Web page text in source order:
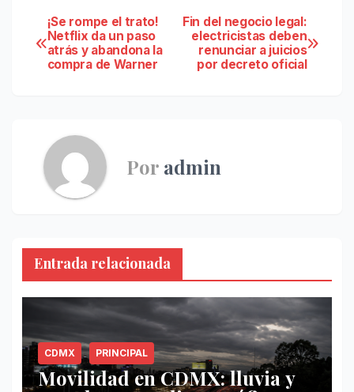
Navegación
de
Fin del negocio legal:
electricistas deben
renunciar a juicios
por decreto oficial
¡Se rompe el trato!
Netflix da un paso
atrás y abandona la
compra de Warner
Por admin
Entrada relacionada
CDMX PRINCIPAL
Movilidad en CDMX: lluvia y